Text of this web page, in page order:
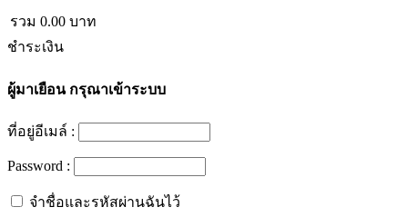
รวม 0.00 บาท
ชำระเงิน
ผู้มาเยือนกรุณาเข้าระบบ
ที่อยู่อีเมล์ :
Password :
จำชื่อและรหัสผ่านฉันไว้